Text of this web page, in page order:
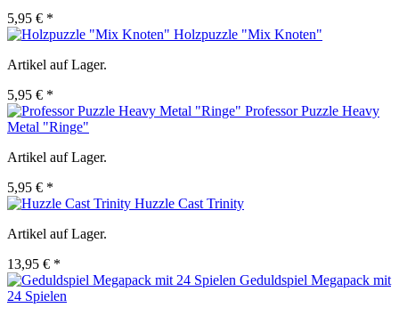
5,95 € *
Holzpuzzle "Mix Knoten"
Artikel auf Lager.
5,95 € *
Professor Puzzle Heavy
Metal "Ringe"
Artikel auf Lager.
5,95 € *
Huzzle Cast Trinity
Artikel auf Lager.
13,95 € *
Geduldspiel Megapack mit
24 Spielen